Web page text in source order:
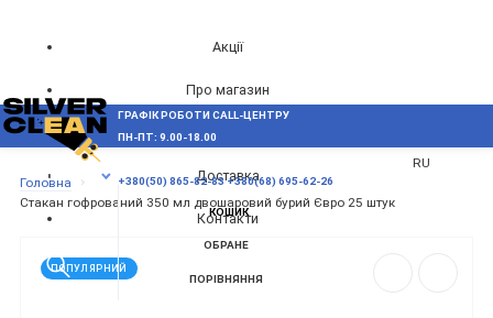
Акції
Про магазин
Блог
Доставка
Контакти
RU
МЕНЮ
ГРАФІК РОБОТИ CALL-ЦЕНТРУ
ПН-ПТ: 9.00-18.00
+380(50) 865-82-83 +380(68) 695-62-26
КОШИК
ОБРАНЕ
ПОРІВНЯННЯ
Головна
Стакан гофрований 350 мл двошаровий бурий Євро 25 штук
ПОПУЛЯРНИЙ